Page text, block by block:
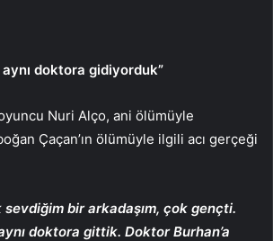
aynı doktora gidiyorduk”
Nuri Alço, ani ölümüyle
Çaçan’ın ölümüyle ilgili acı gerçeği
sevdiğim bir arkadaşım, çok gençti.
doktora gittik. Doktor Burhan’a